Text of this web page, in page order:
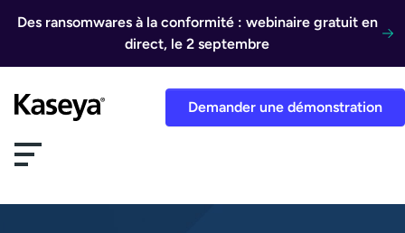
Des ransomwares à la conformité : webinaire gratuit en
direct, le 2 septembre
Demander une démonstration